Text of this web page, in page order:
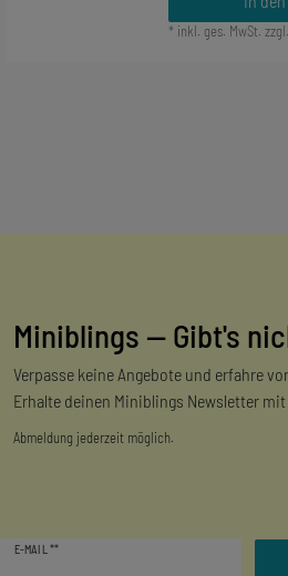
* inkl. ges. MwSt. zzgl.
Miniblings — Gibt's
Verpasse keine Angebote und erfahre
Erhalte deinen Miniblings Newsletter
Abmeldung jederzeit möglich.
E-MAIL **